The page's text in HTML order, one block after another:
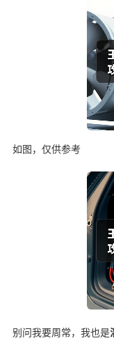
如图，仅供参考
别问我要周常，我也是